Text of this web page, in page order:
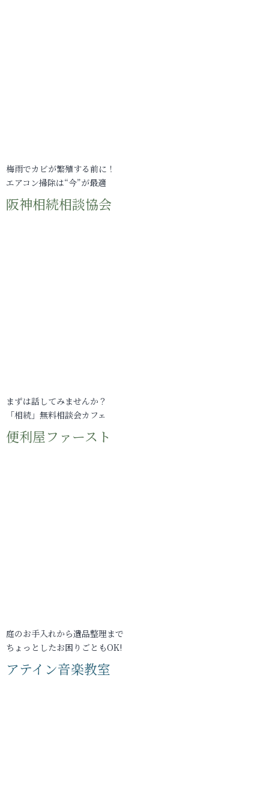
梅雨でカビが繁殖する前に！
エアコン掃除は“今”が最適
阪神相続相談協会
まずは話してみませんか？
「相続」無料相談会カフェ
便利屋ファースト
庭のお手入れから遺品整理まで
ちょっとしたお困りごともOK!
アテイン音楽教室